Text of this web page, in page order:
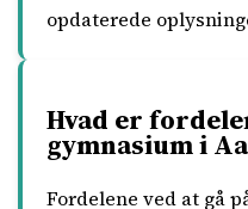
opdaterede
Hvad er
gymnasium i
Fordelene ved at gå